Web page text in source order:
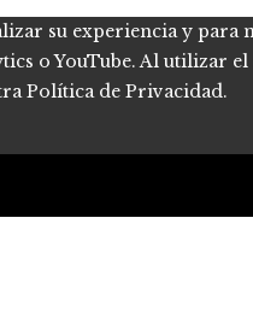
su experiencia y
o YouTube. Al utilizar
Política de Privacidad.